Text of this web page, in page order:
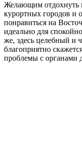
Желающим отдохнуть
курортных городов и
понравиться на
идеально для
же, здесь целебный и
благоприятно
проблемы с органами